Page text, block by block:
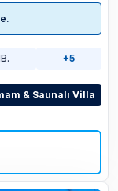
B. +5
& Saunalı Villa